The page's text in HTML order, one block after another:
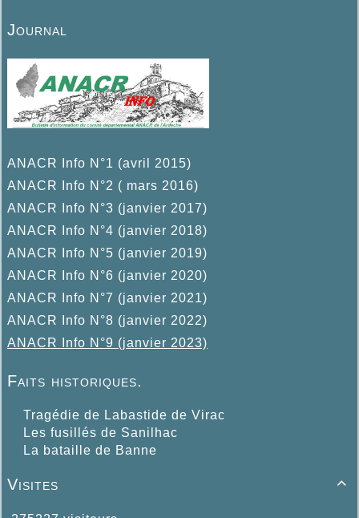
Journal
ANACR Info N°1 (avril 2015)
ANACR Info N°2 ( mars 2016)
ANACR Info N°3 (janvier 2017)
ANACR Info N°4 (janvier 2018)
ANACR Info N°5 (janvier 2019)
ANACR Info N°6 (janvier 2020)
ANACR Info N°7 (janvier 2021)
ANACR Info N°8 (janvier 2022)
ANACR Info N°9 (janvier 2023)
Faits historiques.
Tragédie de Labastide de Virac
Les fusillés de Sanilhac
La bataille de Banne

Visites